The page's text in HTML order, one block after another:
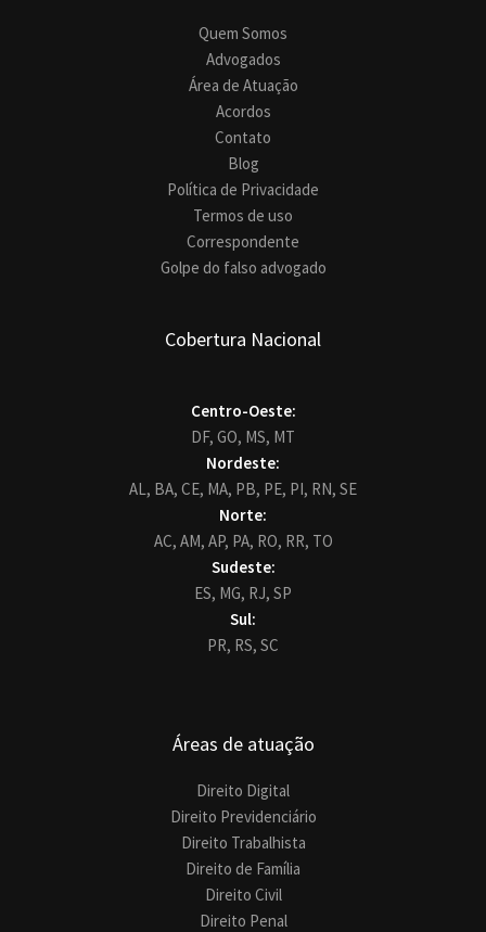
Quem Somos
Advogados
Área de Atuação
Acordos
Contato
Blog
Política de Privacidade
Termos de uso
Correspondente
Golpe do falso advogado
Cobertura Nacional
Centro-Oeste:
DF, GO, MS, MT
Nordeste:
AL, BA, CE, MA, PB, PE, PI, RN, SE
Norte:
AC, AM, AP, PA, RO, RR, TO
Sudeste:
ES, MG, RJ, SP
Sul:
PR, RS, SC
Áreas de atuação
Direito Digital
Direito Previdenciário
Direito Trabalhista
Direito de Família
Direito Civil
Direito Penal